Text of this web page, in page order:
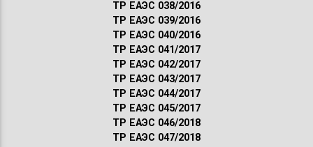
ТР ЕАЭС 038/2016
ТР ЕАЭС 039/2016
ТР ЕАЭС 040/2016
ТР ЕАЭС 041/2017
ТР ЕАЭС 042/2017
ТР ЕАЭС 043/2017
ТР ЕАЭС 044/2017
ТР ЕАЭС 045/2017
ТР ЕАЭС 046/2018
ТР ЕАЭС 047/2018